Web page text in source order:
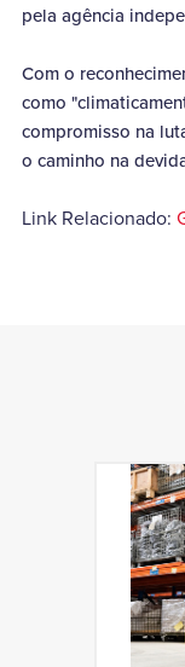
pela agência
Com o
como
compromisso na
o caminho na
Link Relacionado: